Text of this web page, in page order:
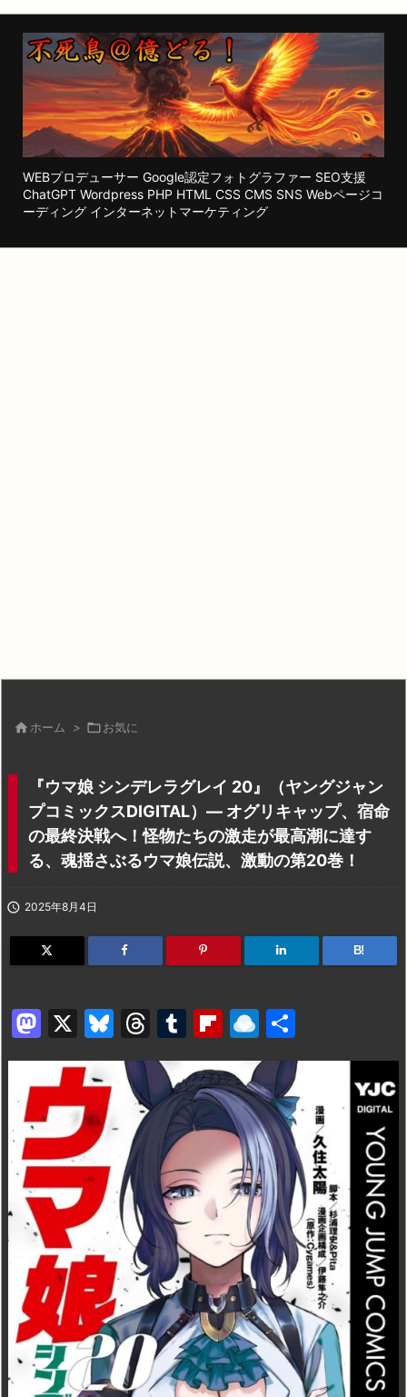
WEBプロデューサー Google認定フォトグラファー SEO支援
ChatGPT Wordpress PHP HTML CSS CMS SNS Webページコ
ーディング インターネットマーケティング
 ホーム > お気に
『ウマ娘 シンデレラグレイ 20』（ヤングジャン
プコミックスDIGITAL）— オグリキャップ、宿命
の最終決戦へ！怪物たちの激走が最高潮に達す
る、魂揺さぶるウマ娘伝説、激動の第20巻！
 2025年8月4日
B!
M
a
st
o
d
o
n
X
Bl
u
e
k
y
T
hr
e
a
d
s
T
u
m
bl
r
Fl
ip
b
o
ar
d
R
ai
n
dr
o
p.
io
有